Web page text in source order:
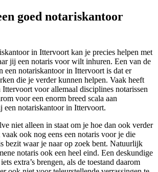
goed notariskantoor
in Ittervoort kan je precies helpen met
jij een notaris voor wilt inhuren. Een van de
een notariskantoor in Ittervoort is dat er
die je verder kunnen helpen. Vaak heeft
voor allemaal disciplines notarissen
voor een enorm breed scala aan
een notariskantoor in Ittervoort.
niet alleen in staat om je hoe dan ook verder
ook nog eens een notaris voor je die
bezit waar je naar op zoek bent. Natuurlijk
notaris ook een heel eind. Een deskundige
extra’s brengen, als de toestand daarom